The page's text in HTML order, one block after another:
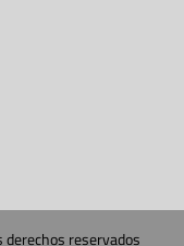
derechos reservados